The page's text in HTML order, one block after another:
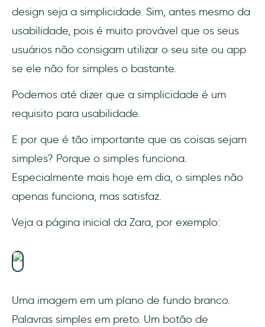
design seja a simplicidade. Sim, antes mesmo da
usabilidade, pois é muito provável que os seus
usuários não consigam utilizar o seu site ou app
se ele não for simples o bastante.
Podemos até dizer que a simplicidade é um
requisito para usabilidade.
E por que é tão importante que as coisas sejam
simples? Porque o simples funciona.
Especialmente mais hoje em dia, o simples não
apenas funciona, mas satisfaz.
Veja a página inicial da Zara, por exemplo:
Uma imagem em um plano de fundo branco.
Palavras simples em preto. Um botão de